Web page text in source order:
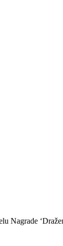
Nagrade